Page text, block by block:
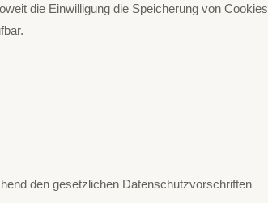
die Einwilligung die Speicherung von Cookies
den gesetzlichen Datenschutzvorschriften